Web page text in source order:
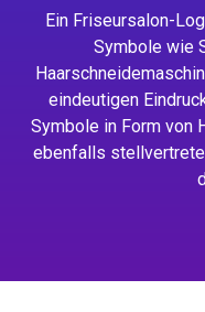
Ein Friseursalon-
Symbole wie
eindeutigen
Symbole in Form von
ebenfalls